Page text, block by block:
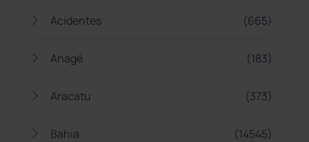
Acidentes (665)
Anagé (183)
Aracatu (373)
Bahia (14545)